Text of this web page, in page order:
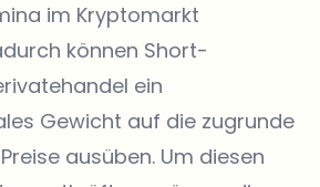
im Kryptomarkt
können Short-
ein
Gewicht auf die zugrunde
ausüben. Um diesen